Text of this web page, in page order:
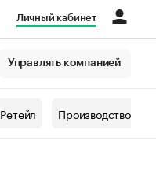
Личный кабинет
Управлять компанией
Ретейл Производство